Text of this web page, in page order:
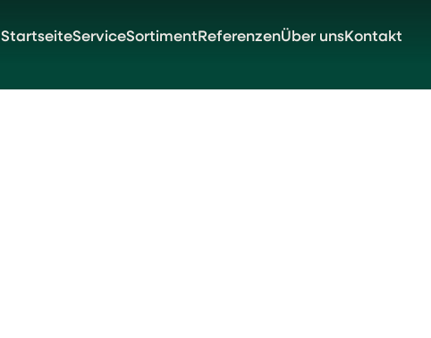
StartseiteServiceSortiment ReferenzenÜber unsKontakt